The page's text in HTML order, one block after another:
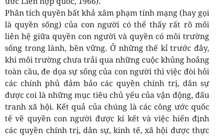
Phân tích quyền bất khả xâm phạm tính mạng (hay gọi
là quyền sống) của con người có thể thấy rất rõ mối
liên hệ giữa quyền con người và quyền có môi trường
sống trong lành, bền vững. Ở những thế kỉ trước đây,
khi môi trường chưa trải qua những cuộc khủng hoảng
toàn cầu, đe dọa sự sống của con người thì việc đòi hỏi
các chính phủ đảm bảo các quyền chính trị, dân sự
được coi là những mục tiêu chủ yếu của vận động, đấu
tranh xã hội. Kết quả của chúng là các công ước quốc
tế về quyền con người được kí kết và việc hiến định
các quyền chính trị, dân sự, kinh tế, xã hội được thực